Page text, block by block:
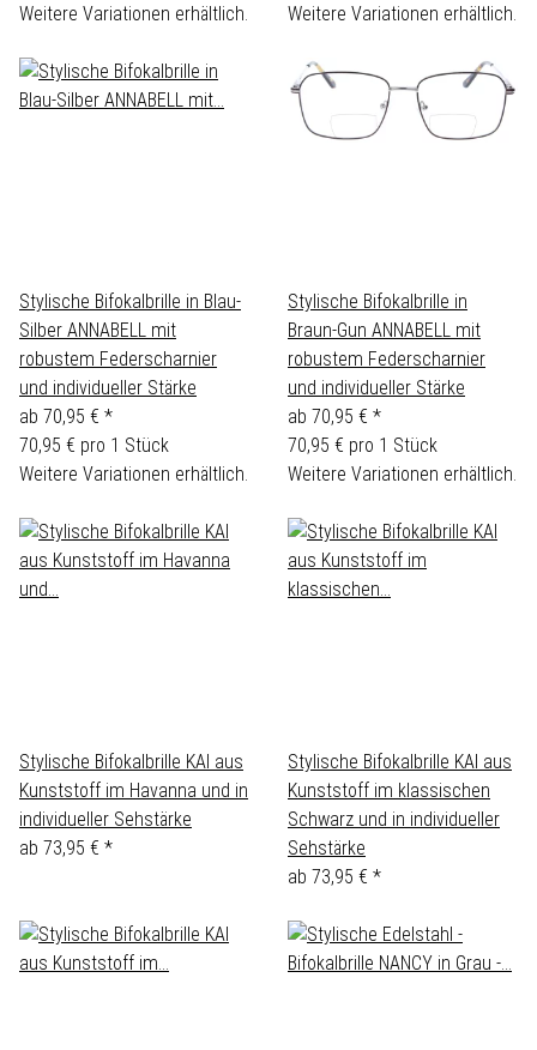
Weitere Variationen erhältlich.
Weitere Variationen erhältlich.
Stylische Bifokalbrille in Blau-
Silber ANNABELL mit
robustem Federscharnier
und individueller Stärke
ab 70,95 € *
70,95 € pro 1 Stück
Weitere Variationen erhältlich.
Stylische Bifokalbrille in
Braun-Gun ANNABELL mit
robustem Federscharnier
und individueller Stärke
ab 70,95 € *
70,95 € pro 1 Stück
Weitere Variationen erhältlich.
Stylische Bifokalbrille KAI aus
Kunststoff im Havanna und in
individueller Sehstärke
ab 73,95 € *
Stylische Bifokalbrille KAI aus
Kunststoff im klassischen
Schwarz und in individueller
Sehstärke
ab 73,95 € *